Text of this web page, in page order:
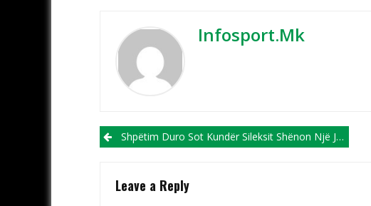
Infosport.mk
Post navigation
Shpëtim Duro Sot Kundër Sileksit Shënon Një Jubile Si Trajner I Struga Trim Lum
Leave a Reply